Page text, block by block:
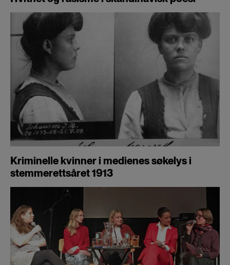
Kriminelle kvinner i medienes søkelys i
stemmerettsåret 1913